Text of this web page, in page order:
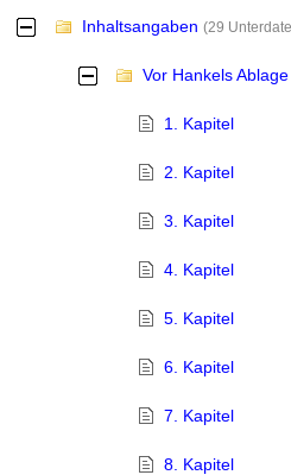
- Inhaltsangaben (29
- Vor Hankels Ablage
1. Kapitel
2. Kapitel
3. Kapitel
4. Kapitel
5. Kapitel
6. Kapitel
7. Kapitel
8. Kapitel